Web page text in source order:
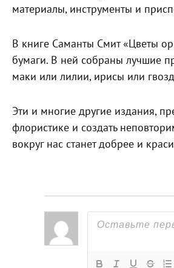
материалы, инструменты и
В книге Саманты Смит «Цветы
бумаги. В ней собраны лучшие
маки или лилии, ирисы или
Эти и многие другие издания,
флористике и создать
вокруг нас станет добрее и